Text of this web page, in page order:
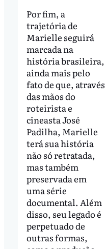
Por fim, a
trajetória de
Marielle seguirá
marcada na
história brasileira,
ainda mais pelo
fato de que, através
das mãos do
roteirista e
cineasta José
Padilha, Marielle
terá sua história
não só retratada,
mas também
preservada em
uma série
documental. Além
disso, seu legado é
perpetuado de
outras formas,